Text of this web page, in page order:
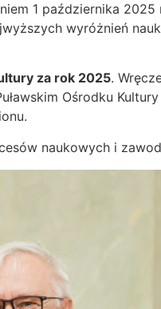
1 października
wyróżnień
za rok 2025.
Ośrodku Kultury
naukowych i